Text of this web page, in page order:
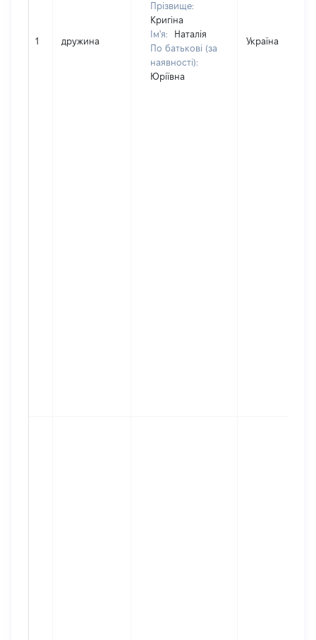
1 дружина
Прізвище:
Кригіна
Ім'я:
Наталія
По батькові (за
наявності):
Юріївна
Україна